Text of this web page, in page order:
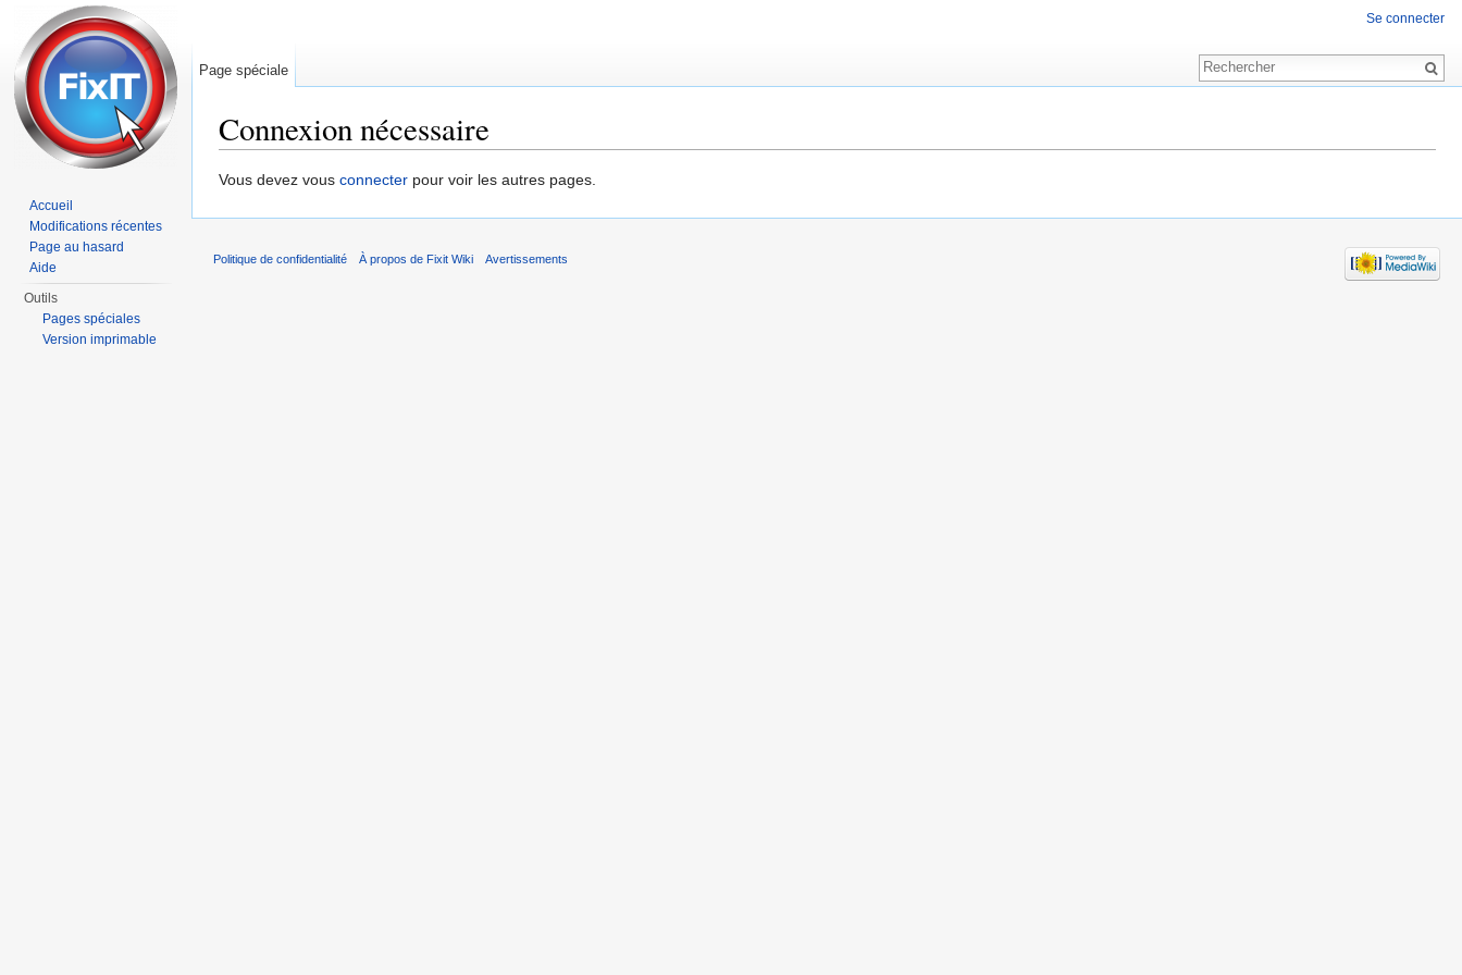
Connexion nécessaire
Vous devez vous connecter pour voir les autres pages.
Se connecter
Page spéciale
Accueil
Modifications récentes
Page au hasard
Aide
Outils
Pages spéciales
Version imprimable
Politique de confidentialité À propos de Fixit Wiki Avertissements